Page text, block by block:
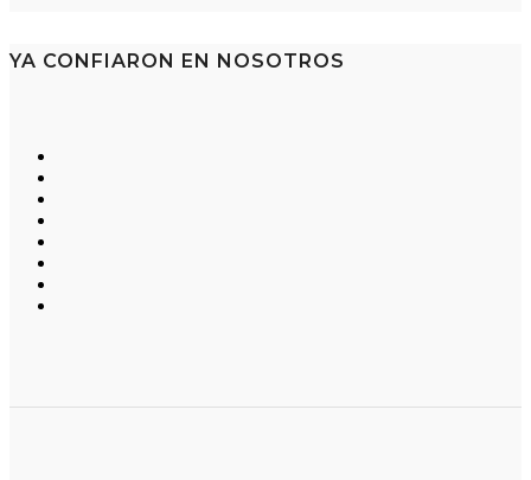
YA CONFIARON EN NOSOTROS